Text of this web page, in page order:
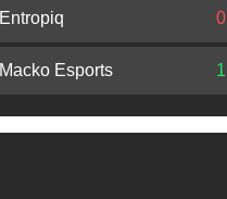
Entropiq 0
Macko Esports 1